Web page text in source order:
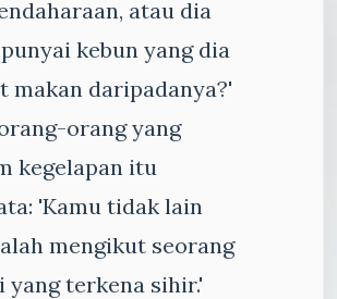
atau dia
kebun yang dia
makan daripadanya?'
orang yang
kegelapan itu
'Kamu tidak lain
mengikut seorang
yang terkena sihir.'